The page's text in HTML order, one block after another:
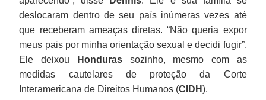
deslocaram dentro de seu país inúmeras vezes até
que receberam ameaças diretas. “Não queria expor
meus pais por minha orientação sexual e decidi fugir”.
Ele deixou
Hondurassozinho, mesmo com as
medidas cautelares de proteção da Corte
Interamericana de Direitos Humanos (CIDH).